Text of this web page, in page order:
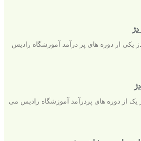
یکی از دوره های پر درآمد آموزشگاه رادیس
از دوره های پردرآمد آموزشگاه رادیس می